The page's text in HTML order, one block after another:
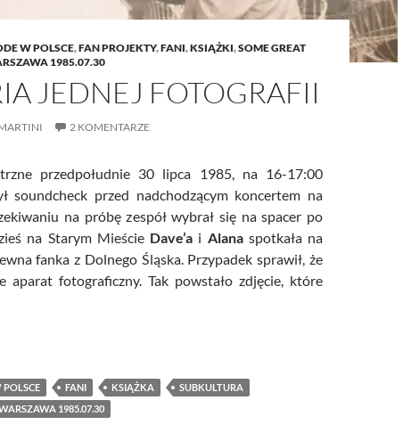
W POLSCE,FAN PROJEKTY,FANI,KSIĄŻKI,SOME GREAT
1985.07.30
JEDNEJ FOTOGRAFII
2 KOMENTARZE
przedpołudnie 30 lipca 1985, na 16-17:00
soundcheck przed nadchodzącym koncertem na
na próbę zespół wybrał się na spacer po
na Starym Mieście Dave’a i Alanaspotkała na
fanka z Dolnego Śląska. Przypadek sprawił, że
aparat fotograficzny. Tak powstało zdjęcie, które
jednej fotografii
POLSCE FANI KSIĄŻKA
SUBKULTURA
1985.07.30